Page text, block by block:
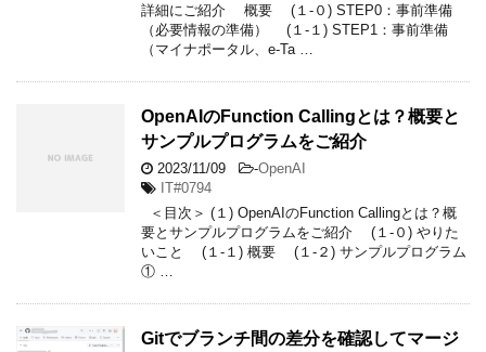
詳細にご紹介 概要 (１-０) STEP0：事前準備
（必要情報の準備） (１-１) STEP1：事前準備
（マイナポータル、e-Ta …
OpenAIのFunction Callingとは？概要と
サンプルプログラムをご紹介
2023/11/09 -OpenAI
IT#0794
＜目次＞ (１) OpenAIのFunction Callingとは？概
要とサンプルプログラムをご紹介 (１-０) やりた
いこと (１-１) 概要 (１-２) サンプルプログラム
① …
Gitでブランチ間の差分を確認してマージ